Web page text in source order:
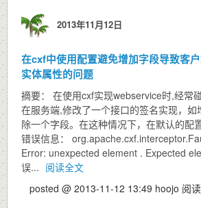
2013年11月12日
在cxf中使用配置避免增加字段导致客
实体属性的问题
摘要： 在使用cxf实现webservice时,经常
在服务端,修改了一个接口的签名实现，如
除一个字段。在这种情况下，在默认的配
错误信息：
Error: unexpected element . Expected
误... 阅读全文
posted @ 2013-11-12 13:49 hoojo 阅